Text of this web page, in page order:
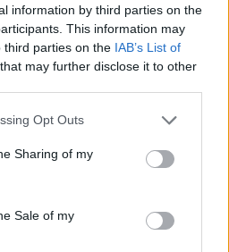
information by third parties on the
This information may
third parties on the IAB’s List of
that may further disclose it to other
Opt Outs
Sharing of my
Sale of my
Uno de los argumentos de
probar que no vive ahí radica
de agua y luz.